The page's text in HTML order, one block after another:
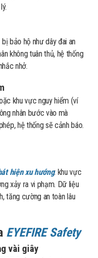
bảo hộ như dây đai an
không tuân thủ, hệ thống
nhở.
khu vực nguy hiểm (ví
nhân bước vào mà
hệ thống sẽ cảnh báo.
hiện xu hướng: khu vực
xảy ra vi phạm. Dữ liệu
tăng cường an toàn lâu
EYEFIRE Safety
vài giây